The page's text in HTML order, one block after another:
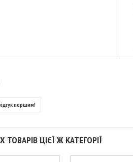
першим!
ТОВАРІВ ЦІЄЇ Ж КАТЕГОРІЇ